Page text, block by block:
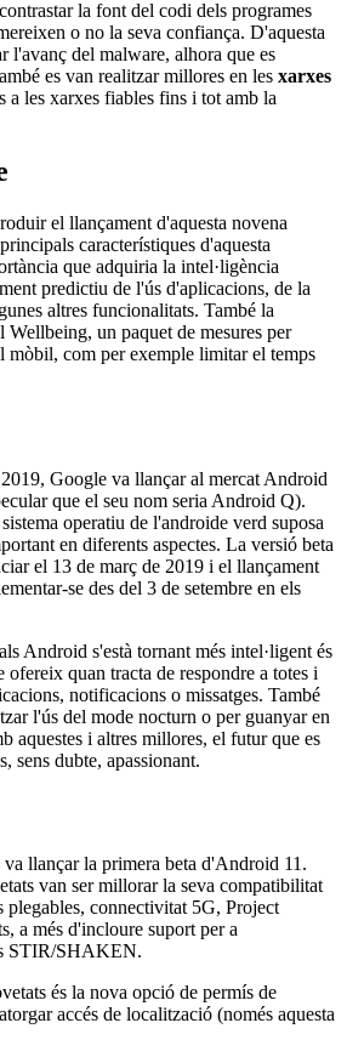
la font del codi dels programes
o no la seva confiança. D'aquesta
l'avanç del malware, alhora que es
es van realitzar millores en les xarxes
a les xarxes fiables fins i tot amb la
el llançament d'aquesta novena
característiques d'aquesta
que adquiria la intel·ligència
predictiu de l'ús d'aplicacions, de la
altres funcionalitats. També la
un paquet de mesures per
mòbil, com per exemple limitar el temps
Google va llançar al mercat Android
que el seu nom seria Android Q).
operatiu de l'androide verd suposa
en diferents aspectes. La versió beta
el 13 de març de 2019 i el llançament
se des del 3 de setembre en els
Android s'està tornant més intel·ligent és
ofereix quan tracta de respondre a totes i
notificacions o missatges. També
l'ús del mode nocturn o per guanyar en
aquestes i altres millores, el futur que es
sens dubte, apassionant.
llançar la primera beta d'Android 11.
van ser millorar la seva compatibilitat
plegables, connectivitat 5G, Project
a més d'incloure suport per a
STIR/SHAKEN.
és la nova opció de permís de
accés de localització (només aquesta